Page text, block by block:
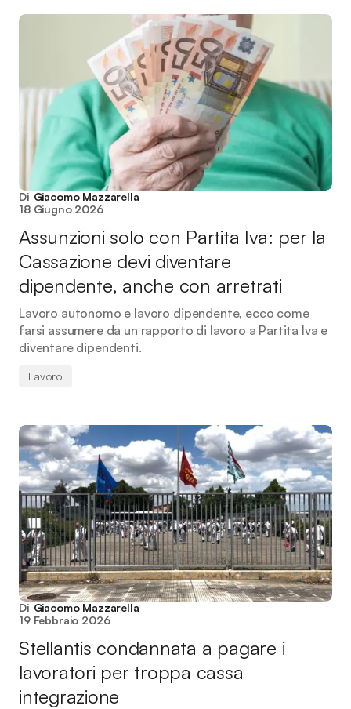
Di Giacomo Mazzarella
18 Giugno 2026
Assunzioni solo con Partita Iva: per la
Cassazione devi diventare
dipendente, anche con arretrati
Lavoro autonomo e lavoro dipendente, ecco come
farsi assumere da un rapporto di lavoro a Partita Iva e
diventare dipendenti.
Lavoro
Di Giacomo Mazzarella
19 Febbraio 2026
Stellantis condannata a pagare i
lavoratori per troppa cassa
integrazione